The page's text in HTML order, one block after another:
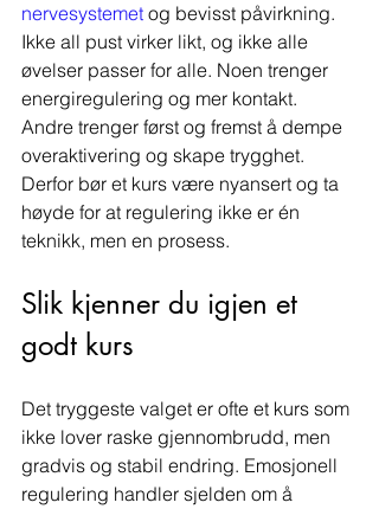
nervesystemet og bevisst påvirkning.
Ikke all pust virker likt, og ikke alle
øvelser passer for alle. Noen trenger
energiregulering og mer kontakt.
Andre trenger først og fremst å dempe
overaktivering og skape trygghet.
Derfor bør et kurs være nyansert og ta
høyde for at regulering ikke er én
teknikk, men en prosess.
Slik kjenner du igjen et
godt kurs
Det tryggeste valget er ofte et kurs som
ikke lover raske gjennombrudd, men
gradvis og stabil endring. Emosjonell
regulering handler sjelden om å